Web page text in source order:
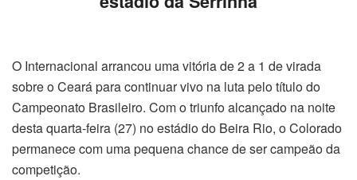
O Internacional arrancou uma vitória de 2 a 1 de virada
sobre o Ceará para continuar vivo na luta pelo título do
Campeonato Brasileiro. Com o triunfo alcançado na noite
desta quarta-feira (27) no estádio do Beira Rio, o Colorado
permanece com uma pequena chance de ser campeão da
competição.